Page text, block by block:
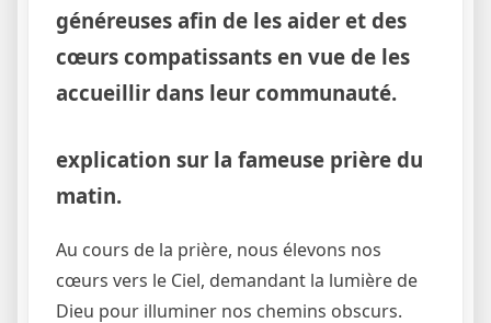
généreuses afin de les aider et des
cœurs compatissants en vue de les
accueillir dans leur communauté.
explication sur la fameuse prière du
matin.
Au cours de la prière, nous élevons nos
cœurs vers le Ciel, demandant la lumière de
Dieu pour illuminer nos chemins obscurs.